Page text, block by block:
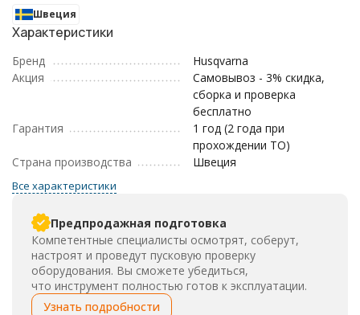
Швеция
Характеристики
Бренд
Husqvarna
Акция
Самовывоз - 3% скидка,
сборка и проверка
бесплатно
Гарантия
1 год (2 года при
прохождении ТО)
Страна производства
Швеция
Все характеристики
Предпродажная подготовка
Компетентные специалисты осмотрят, соберут,
настроят и проведут пусковую проверку
оборудования. Вы сможете убедиться,
что инструмент полностью готов к эксплуатации.
Узнать подробности